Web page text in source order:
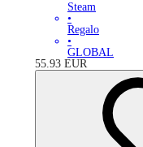
Steam
•
Regalo
•
GLOBAL
55.93 EUR